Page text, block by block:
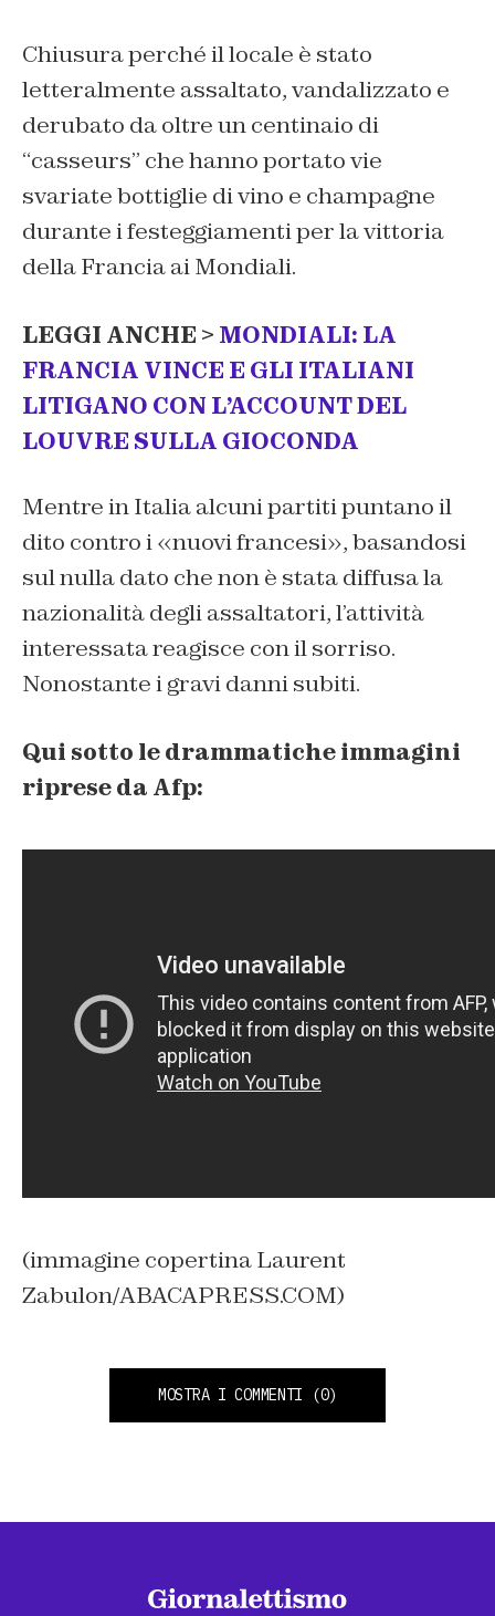
Chiusura perché il locale è stato
letteralmente assaltato, vandalizzato e
derubato da oltre un centinaio di
“casseurs” che hanno portato vie
svariate bottiglie di vino e champagne
durante i festeggiamenti per la vittoria
della Francia ai Mondiali.
LEGGI ANCHE > MONDIALI: LA
FRANCIA VINCE E GLI ITALIANI
LITIGANO CON L’ACCOUNT DEL
LOUVRE SULLA GIOCONDA
Mentre in Italia alcuni partiti puntano il
dito contro i «nuovi francesi», basandosi
sul nulla dato che non è stata diffusa la
nazionalità degli assaltatori, l’attività
interessata reagisce con il sorriso.
Nonostante i gravi danni subiti.
Qui sotto le drammatiche immagini
riprese da Afp:
(immagine copertina Laurent
Zabulon/ABACAPRESS.COM)
MOSTRA I COMMENTI (0)